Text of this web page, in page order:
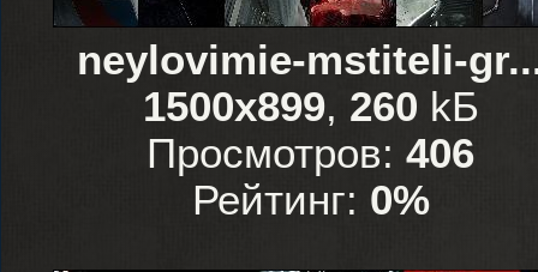
neylovimie-mstiteli-
1500x899, 260 kБ
Просмотров: 406
Рейтинг: 0%